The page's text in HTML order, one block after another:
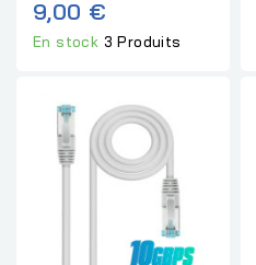
9,00 €
En stock 3 Produits